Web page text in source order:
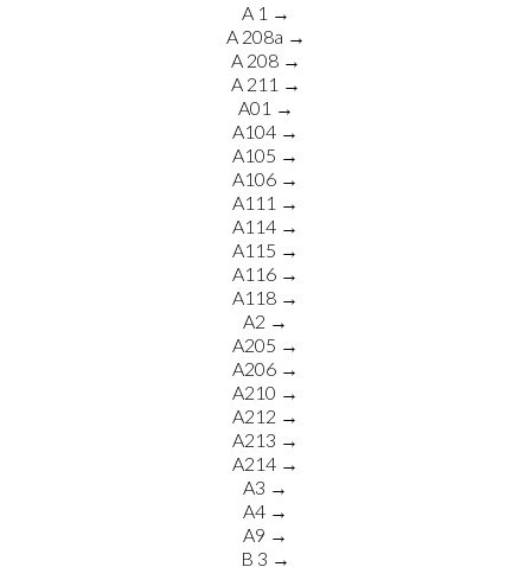
A 1 →
A 208a →
A 208 →
A 211 →
A01 →
A104 →
A105 →
A106 →
A111 →
A114 →
A115 →
A116 →
A118 →
A2 →
A205 →
A206 →
A210 →
A212 →
A213 →
A214 →
A3 →
A4 →
A9 →
B 3 →